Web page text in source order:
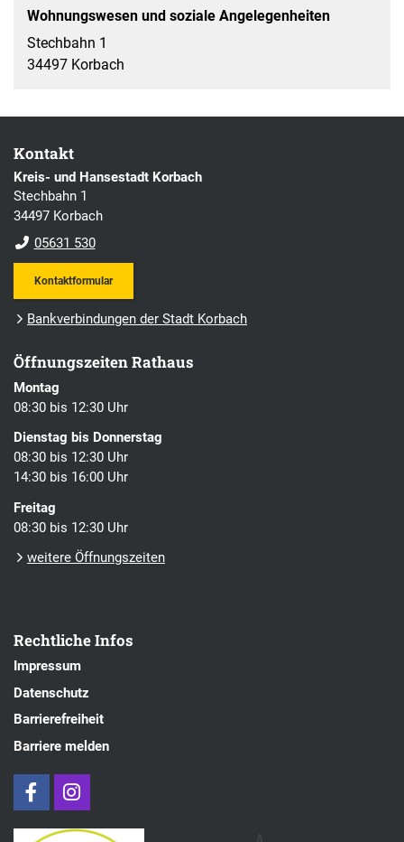
Wohnungswesen und soziale Angelegenheiten
Stechbahn 1
34497 Korbach
Kontakt
Kreis- und Hansestadt Korbach
Stechbahn 1
34497 Korbach
05631 530
Kontaktformular
Bankverbindungen der Stadt Korbach
Öffnungszeiten Rathaus
Montag
08:30 bis 12:30 Uhr
Dienstag bis Donnerstag
08:30 bis 12:30 Uhr
14:30 bis 16:00 Uhr
Freitag
08:30 bis 12:30 Uhr
weitere Öffnungszeiten
Rechtliche Infos
Impressum
Datenschutz
Barrierefreiheit
Barriere melden